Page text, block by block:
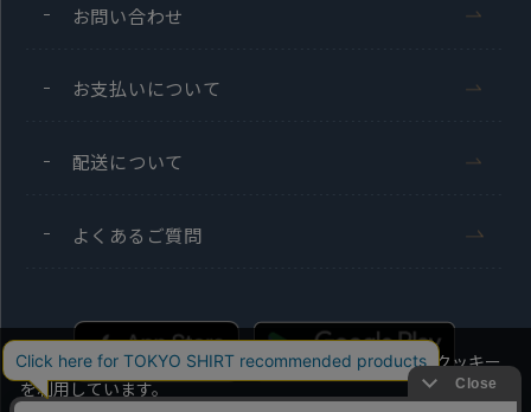
お問い合わせ
お支払いについて
配送について
よくあるご質問
当社のウェブサイトでは、お客様の利便性向上のためにクッキー
を利用しています。